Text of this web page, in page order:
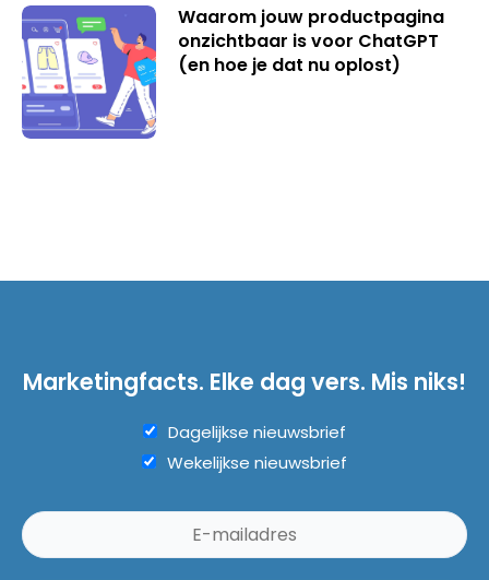
Waarom jouw productpagina
onzichtbaar is voor ChatGPT
(en hoe je dat nu oplost)
Marketingfacts. Elke dag vers. Mis niks!
Dagelijkse nieuwsbrief
Wekelijkse nieuwsbrief